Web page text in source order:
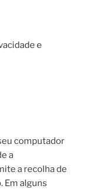
e
computador
a
a recolha de
Em alguns